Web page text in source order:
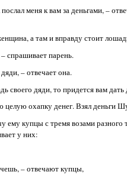
меня к вам за деньгами, –
а там и вправду стоит
спрашивает парень.
– отвечает она.
своего дяди, то придется вам дать
целую охапку денег. Взял деньги
ему купцы с тремя возами
у них:
– отвечают купцы,